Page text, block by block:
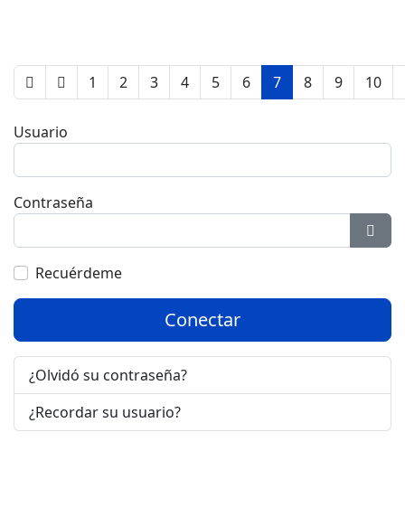
1 2 3 4 5 6 7 8 9 10
Usuario
Contraseña
Recuérdeme
Conectar
¿Olvidó su contraseña?
¿Recordar su usuario?